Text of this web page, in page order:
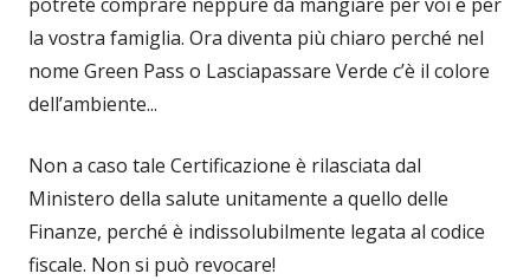
potrete comprare neppure da mangiare per voi e per
la vostra famiglia. Ora diventa più chiaro perché nel
nome Green Pass o Lasciapassare Verde c’è il colore
dell’ambiente...
Non a caso tale Certificazione è rilasciata dal
Ministero della salute unitamente a quello delle
Finanze, perché è indissolubilmente legata al codice
fiscale. Non si può revocare!